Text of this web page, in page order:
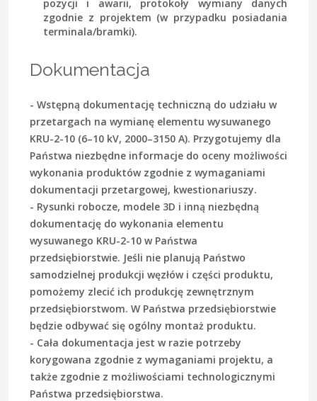
pozycji i awarii, protokoły wymiany danych
zgodnie z projektem (w przypadku posiadania
terminala/bramki).
Dokumentacja
- Wstępną dokumentację techniczną do udziału w
przetargach na wymianę elementu wysuwanego
KRU-2-10 (6–10 kV, 2000–3150 A). Przygotujemy dla
Państwa niezbędne informacje do oceny możliwości
wykonania produktów zgodnie z wymaganiami
dokumentacji przetargowej, kwestionariuszy.
- Rysunki robocze, modele 3D i inną niezbędną
dokumentację do wykonania elementu
wysuwanego KRU-2-10 w Państwa
przedsiębiorstwie. Jeśli nie planują Państwo
samodzielnej produkcji węzłów i części produktu,
pomożemy zlecić ich produkcję zewnętrznym
przedsiębiorstwom. W Państwa przedsiębiorstwie
będzie odbywać się ogólny montaż produktu.
- Cała dokumentacja jest w razie potrzeby
korygowana zgodnie z wymaganiami projektu, a
także zgodnie z możliwościami technologicznymi
Państwa przedsiębiorstwa.